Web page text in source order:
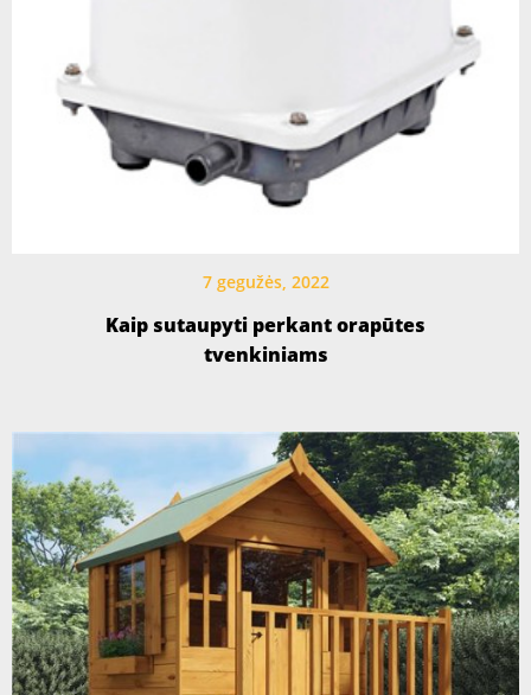
7 gegužės, 2022
Kaip sutaupyti perkant orapūtes
tvenkiniams